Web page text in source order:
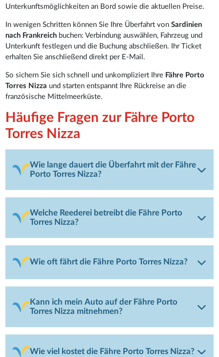
Unterkunftsmöglichkeiten an Bord sowie die aktuellen Preise.
In wenigen Schritten können Sie Ihre Überfahrt vonSardinien
nach Frankreich buchen: Verbindung auswählen, Fahrzeug und
Unterkunft festlegen und die Buchung abschließen. Ihr Ticket
erhalten Sie anschließend direkt per E-Mail.
So sichern Sie sich schnell und unkompliziert Ihre Fähre Porto
Torres Nizza und starten entspannt Ihre Rückreise an die
französische Mittelmeerküste.
Häufige Fragen zur Fähre Porto
Torres Nizza
Wie lange dauert die Überfahrt mit der Fähre
Porto Torres Nizza?
Welche Reederei betreibt die Fähre Porto
Torres Nizza?
Wie oft fährt die Fähre Porto Torres Nizza?
Kann ich mein Auto auf der Fähre Porto
Torres Nizza mitnehmen?
Wie viel kostet die Fähre Porto Torres Nizza?